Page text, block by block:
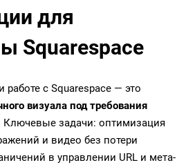
для
Squarespace
с Squarespace — это
визуала под требования
Ключевые задачи: оптимизация
и видео без потери
в управлении URL и мета-